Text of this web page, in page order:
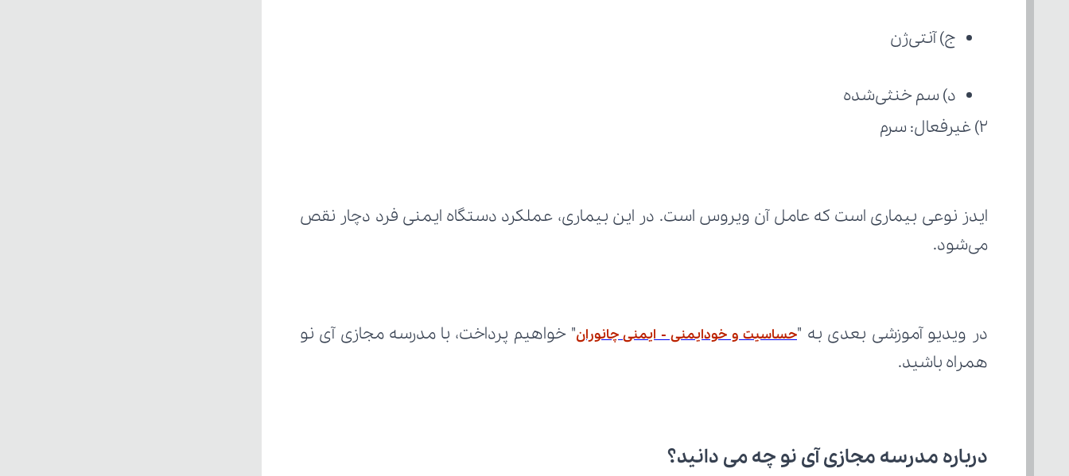
ج) آنتی‌ژن
د) سم خنثی‌شده
2) غیرفعال: سرم
می‌شود.
در ویدیو آموزشی بعدی به "حساسیت و خودایمنی - ایمنی چانوران
همراه باشید.
درباره مدرسه مجازی آی نو چه می‌ دانید؟